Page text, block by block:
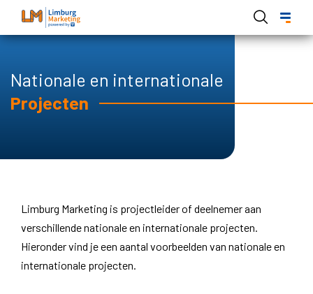
Overslaan
inhoud
gaan
Nationale en internationale
Projecten
Limburg Marketing is projectleider of deelnemer aan
verschillende nationale en internationale projecten.
Hieronder vind je een aantal voorbeelden van nationale en
internationale projecten.